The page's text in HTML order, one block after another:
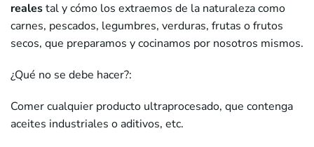
realestal y cómo los extraemos de la naturaleza como
carnes, pescados, legumbres, verduras, frutas o frutos
secos, que preparamos y cocinamos por nosotros mismos.
¿Qué no se debe hacer?:
Comer cualquier producto ultraprocesado, que contenga
aceites industriales o aditivos, etc.